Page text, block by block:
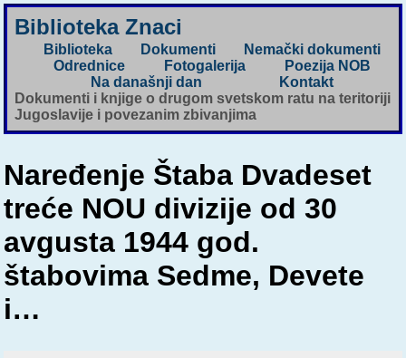
Biblioteka Znaci
Biblioteka Dokumenti
Nemački dokumenti
Odrednice
Fotogalerija
Poezija NOB
Na današnji dan
Kontakt
Dokumenti i knjige o drugom svetskom ratu na teritoriji
Jugoslavije i povezanim zbivanjima
Naređenje Štaba Dvadeset
treće NOU divizije od 30
avgusta 1944 god.
štabovima Sedme, Devete
i…